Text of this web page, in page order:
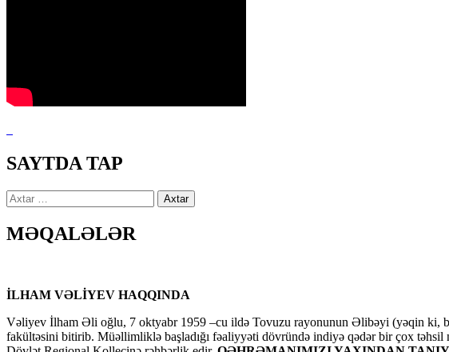
SAYTDA TAP
Axtarış:
MƏQALƏLƏR
İLHAM VƏLİYEV HAQQINDA
Vəliyev İlham Əli oğlu, 7 oktyabr 1959 –cu ildə Tovuzu rayonunun Əlibəyi (yəqin ki,
fakültəsini bitirib. Müəllimliklə başladığı fəaliyyəti dövründə indiyə qədər bir çox təhsil